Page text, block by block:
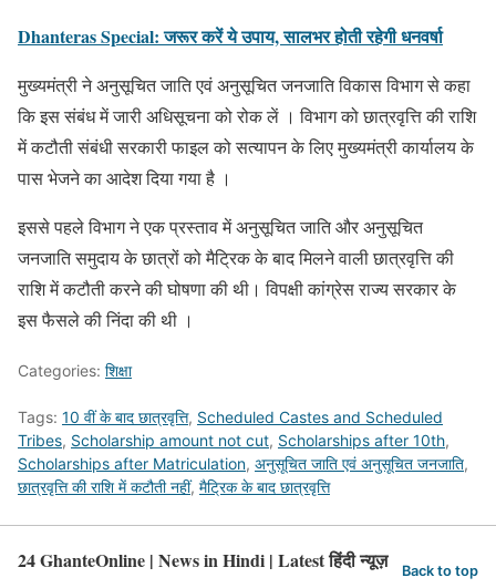
Dhanteras Special: जरूर करें ये उपाय, सालभर होती रहेगी धनवर्षा
मुख्यमंत्री ने अनुसूचित जाति एवं अनुसूचित जनजाति विकास विभाग से कहा
कि इस संबंध में जारी अधिसूचना को रोक लें । विभाग को छात्रवृत्ति की राशि
में कटौती संबंधी सरकारी फाइल को सत्यापन के लिए मुख्यमंत्री कार्यालय के
पास भेजने का आदेश दिया गया है ।
इससे पहले विभाग ने एक प्रस्ताव में अनुसूचित जाति और अनुसूचित
जनजाति समुदाय के छात्रों को मैट्रिक के बाद मिलने वाली छात्रवृत्ति की
राशि में कटौती करने की घोषणा की थी। विपक्षी कांग्रेस राज्य सरकार के
इस फैसले की निंदा की थी ।
Categories: शिक्षा
Tags: 10 वीं के बाद छात्रवृत्ति, Scheduled Castes and Scheduled
Tribes, Scholarship amount not cut, Scholarships after 10th,
Scholarships after Matriculation, अनुसूचित जाति एवं अनुसूचित जनजाति,
छात्रवृत्ति की राशि में कटौती नहीं, मैट्रिक के बाद छात्रवृत्ति
24 GhanteOnline | News in Hindi | Latest हिंदी न्यूज़ Back to top